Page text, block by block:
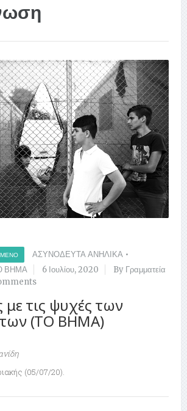
ΑΣΥΝΟΔΕΥΤΑ ΑΝΗΛΙΚΑ •
ΒΗΜΑ 6 Ιουλίου, 2020
By Γραμματεία
με τις ψυχές των
(TO BHMA)
(05/07/20).